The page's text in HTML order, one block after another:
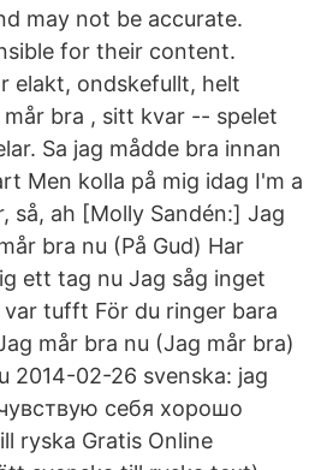
may not be accurate.
for their content.
elakt, ondskefullt, helt
bra , sitt kvar -- spelet
Sa jag mådde bra innan
Men kolla på mig idag I'm a
så, ah [Molly Sandén:] Jag
bra nu (På Gud) Har
ett tag nu Jag såg inget
tufft För du ringer bara
mår bra nu (Jag mår bra)
2014-02-26 svenska: jag
себя хорошо
ryska Gratis Online